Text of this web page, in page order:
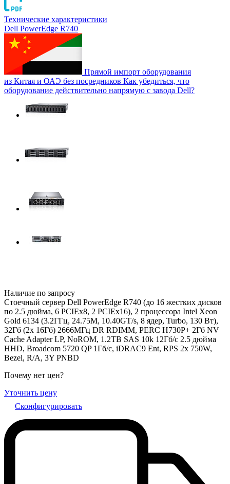
Технические характеристики
Dell PowerEdge R740
Прямой импорт оборудования
из Китая и ОАЭ без посредников Как убедиться, что
оборудование действительно напрямую с завода Dell?
Наличие по запросу
Стоечный сервер Dell PowerEdge R740 (до 16 жестких дисков
по 2.5 дюйма, 6 PCIEx8, 2 PCIEx16), 2 процессора Intel Xeon
Gold 6134 (3.2ГГц, 24.75M, 10.40GT/s, 8 ядер, Turbo, 130 Вт),
32Гб (2x 16Гб) 2666МГц DR RDIMM, PERC H730P+ 2Гб NV
Cache Adapter LP, NoROM, 1.2TB SAS 10k 12Гб/c 2.5 дюйма
HHD, Broadcom 5720 QP 1Гб/c, iDRAC9 Ent, RPS 2x 750W,
Bezel, R/A, 3Y PNBD
Почему нет цен?
Уточнить цену
Сконфигурировать